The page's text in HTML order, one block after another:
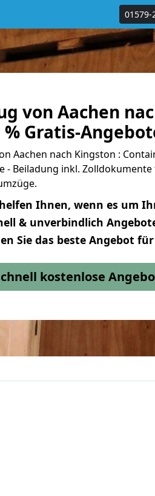
01579-
von Aachen
% Gratis-
Aachen nach Kingston :
- Beiladung inkl.
Ihnen, wenn es um
& unverbindlich
Sie das beste Angebot
kostenlose